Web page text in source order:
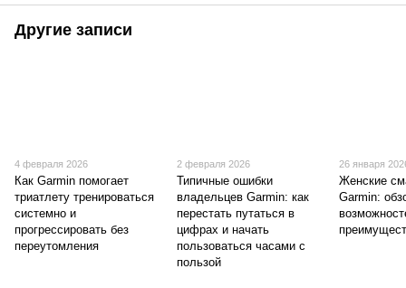
Другие записи
4 февраля 2026
Как Garmin помогает
триатлету тренироваться
системно и
прогрессировать без
переутомления
2 февраля 2026
Типичные ошибки
владельцев Garmin: как
перестать путаться в
цифрах и начать
пользоваться часами с
пользой
26 января
Женские
Garmin: